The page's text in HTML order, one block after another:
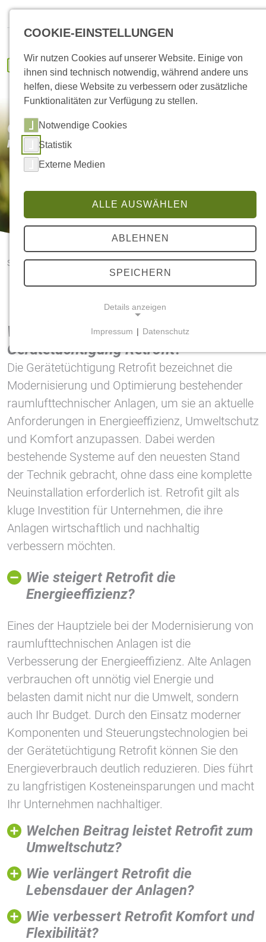
Gerätetüchtigung Retrofit für
raumlufttechnische Bestandsanlagen
Startseite
Gerätetüchtigung Retrofit für raumlufttechnische
Bestandsanlagen
Was versteht man unter der
Gerätetüchtigung Retrofit?
Die Gerätetüchtigung Retrofit bezeichnet die
Modernisierung und Optimierung bestehender
raumlufttechnischer Anlagen, um sie an aktuelle
Anforderungen in Energieeffizienz, Umweltschutz
und Komfort anzupassen. Dabei werden
bestehende Systeme auf den neuesten Stand
der Technik gebracht, ohne dass eine komplette
Neuinstallation erforderlich ist. Retrofit gilt als
kluge Investition für Unternehmen, die ihre
Anlagen wirtschaftlich und nachhaltig
verbessern möchten.
Wie steigert Retrofit die
Energieeffizienz?
Eines der Hauptziele bei der Modernisierung von
raumlufttechnischen Anlagen ist die
Verbesserung der Energieeffizienz. Alte Anlagen
verbrauchen oft unnötig viel Energie und
belasten damit nicht nur die Umwelt, sondern
auch Ihr Budget. Durch den Einsatz moderner
Komponenten und Steuerungstechnologien bei
der Gerätetüchtigung Retrofit können Sie den
Energieverbrauch deutlich reduzieren. Dies führt
zu langfristigen Kosteneinsparungen und macht
Ihr Unternehmen nachhaltiger.
Welchen Beitrag leistet Retrofit zum
Umweltschutz?
Wie verlängert Retrofit die
Lebensdauer der Anlagen?
Wie verbessert Retrofit Komfort und
Flexibilität?
COOKIE-EINSTELLUNGEN
Wir nutzen Cookies auf unserer Website. Einige von
ihnen sind technisch notwendig, während andere uns
helfen, diese Website zu verbessern oder zusätzliche
Funktionalitäten zur Verfügung zu stellen.
Notwendige Cookies
Statistik
Externe Medien
ALLE AUSWÄHLEN
ABLEHNEN
SPEICHERN
Details anzeigen
Notwendige Cookies ermöglichen grundlegende
Funktionen und sind für die einwandfreie Funktion
der Website erforderlich.
Einverständnis-Cookie
Name:
cookie_consent
Zweck:
Dieser Cookie speichert die ausgewählten
Cookie Laufzeit:
STATISTIK
Statistik Cookies erfassen Informationen anonym.
unsere Besucher unsere Website nutzen.
Google Tag Manager und Google
Analytics
EXTERNE MEDIEN
Um Inhalte von Videoplattformen und Social Media
Plattformen anzeigen zu können, werden von
diesen externen Medien Cookies gesetzt.
Vimeo
Impressum | Datenschutz